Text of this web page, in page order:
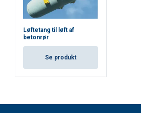
Løftetang til løft af
betonrør
Se produkt